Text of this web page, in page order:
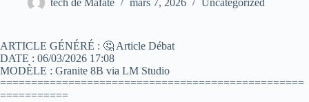
tech de Mafate mars 7, 2026 Uncategorized
ARTICLE GÉNÉRÉ : 🤔 Article Débat
DATE : 06/03/2026 17:08
MODÈLE : Granite 8B via LM Studio
=================================================
===========